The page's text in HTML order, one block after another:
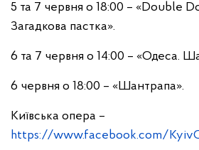
5 та 7 червня о 18:00 – «Double
Загадкова пастка».
6 та 7 червня о 14:00 – «Одеса.
6 червня о 18:00 – «Шантрапа».
Київська опера –
https://www.facebook.com/